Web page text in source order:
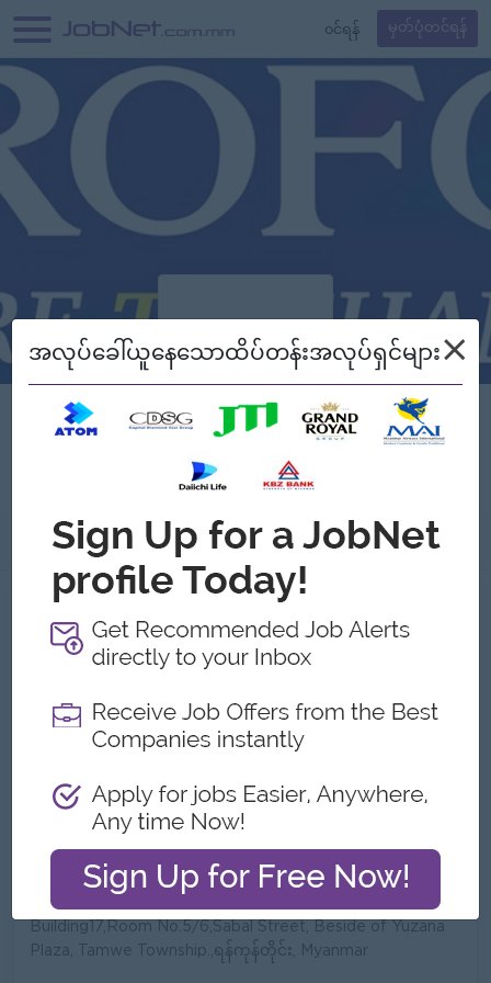
၀င်ရန် မှတ်ပုံတင်ရန်
Verified
Borofone Myanmar
အကြောင်းအရာ
အလုပ်ရှင်၏ အသေးစိတ်အချက်အလက်များ
အမျိုးအစား: Direct Employer
လုပ်ငန်းအမျိုးအစားများ:
Electronics/Electrical
Trading/Distribution/Import/Export
ဝန်ထမ်းအရေအတွက်: 51 to 100
လိပ်စာ
Building17,Room No.5/6,Sabal Street, Beside of Yuzana
Plaza, Tamwe Township.,ရန်ကုန်တိုင်း, Myanmar
အလုပ်ခေါ်ယူနေသောထိပ်တန်းအလုပ်ရှင်များ×